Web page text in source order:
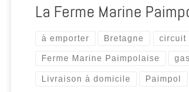
La Ferme Marine
à emporter Bretagne circuit
Ferme Marine Paimpolaise
Livraison à domicile Paimpol